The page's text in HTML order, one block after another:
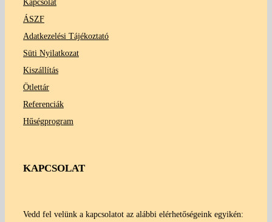
Kapcsolat
ÁSZF
Adatkezelési Tájékoztató
Süti Nyilatkozat
Kiszállítás
Ötlettár
Referenciák
Hűségprogram
KAPCSOLAT
Vedd fel velünk a kapcsolatot az alábbi elérhetőségeink egyikén: